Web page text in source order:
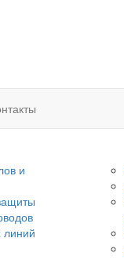
и
линий